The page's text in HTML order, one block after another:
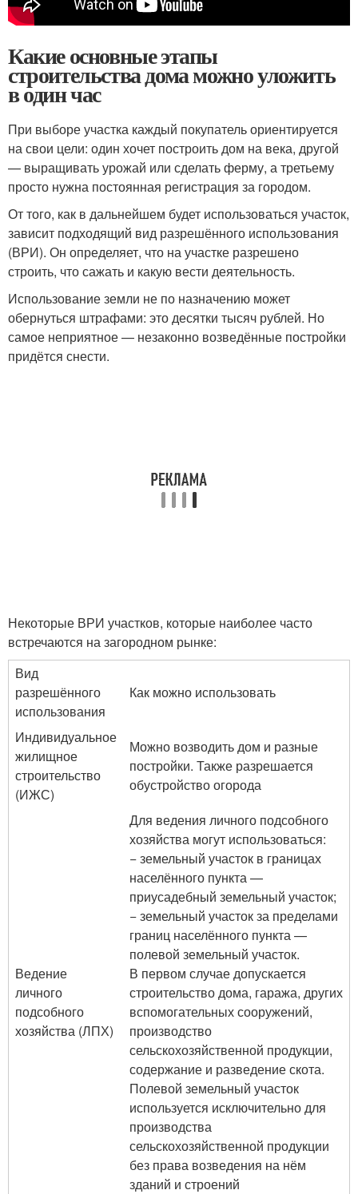
Какие основные этапы
строительства дома можно уложить
в один час
При выборе участка каждый покупатель ориентируется
на свои цели: один хочет построить дом на века, другой
— выращивать урожай или сделать ферму, а третьему
просто нужна постоянная регистрация за городом.
От того, как в дальнейшем будет использоваться участок,
зависит подходящий вид разрешённого использования
(ВРИ). Он определяет, что на участке разрешено
строить, что сажать и какую вести деятельность.
Использование земли не по назначению может
обернуться штрафами: это десятки тысяч рублей. Но
самое неприятное — незаконно возведённые постройки
придётся снести.
Некоторые ВРИ участков, которые наиболее часто
встречаются на загородном рынке:
Вид
разрешённого
использования
Как можно использовать
Индивидуальное
жилищное
строительство
(ИЖС)
Можно возводить дом и разные
постройки. Также разрешается
обустройство огорода
Ведение
личного
подсобного
хозяйства (ЛПХ)
Для ведения личного подсобного
хозяйства могут использоваться:
− земельный участок в границах
населённого пункта —
приусадебный земельный участок;
− земельный участок за пределами
границ населённого пункта —
полевой земельный участок.
В первом случае допускается
строительство дома, гаража, других
вспомогательных сооружений,
производство
сельскохозяйственной продукции,
содержание и разведение скота.
Полевой земельный участок
используется исключительно для
производства
сельскохозяйственной продукции
без права возведения на нём
зданий и строений